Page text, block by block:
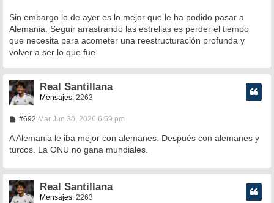
Sin embargo lo de ayer es lo mejor que le ha podido pasar a
Alemania. Seguir arrastrando las estrellas es perder el tiempo
que necesita para acometer una reestructuración profunda y
volver a ser lo que fue.
Real Santillana
Mensajes: 2263
#692M
n
a
e
Mar Jun 30, 2026 6:59 pm
A Alemania le iba mejor con alemanes. Después con alemanes y
turcos. La ONU no gana mundiales.
Real Santillana
Mensajes: 2263